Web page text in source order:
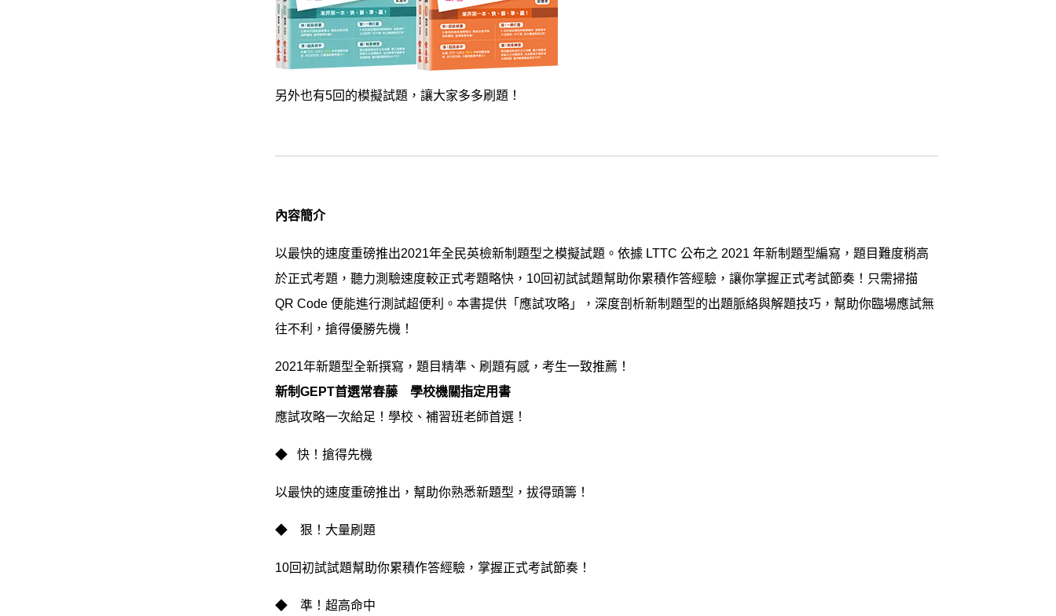
另外也有5回的模擬試題，讓大家多多刷題！
內容簡介
以最快的速度重磅推出2021年全民英檢新制題型之模擬試題。依據 LTTC 公布之 2021 年新制題型編寫，題目難度稍高
於正式考題，聽力測驗速度較正式考題略快，10回初試試題幫助你累積作答經驗，讓你掌握正式考試節奏！只需掃描
QR Code 便能進行測試超便利。本書提供「應試攻略」，深度剖析新制題型的出題脈絡與解題技巧，幫助你臨場應試無
往不利，搶得優勝先機！
2021年新題型全新撰寫，題目精準、刷題有感，考生一致推薦！
新制GEPT首選常春藤 學校機關指定用書
應試攻略一次給足！學校、補習班老師首選！
◆ 快！搶得先機
以最快的速度重磅推出，幫助你熟悉新題型，拔得頭籌！
◆ 狠！大量刷題
10回初試試題幫助你累積作答經驗，掌握正式考試節奏！
◆ 準！超高命中